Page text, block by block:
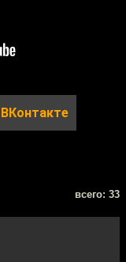
ВКонтакте
всего: 33